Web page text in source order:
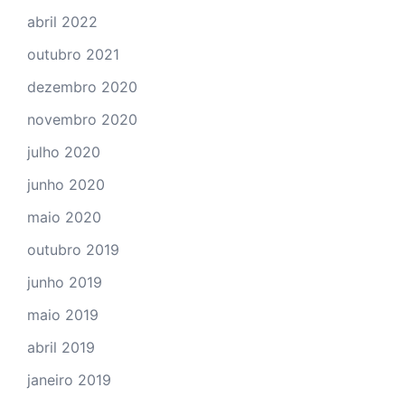
abril 2022
outubro 2021
dezembro 2020
novembro 2020
julho 2020
junho 2020
maio 2020
outubro 2019
junho 2019
maio 2019
abril 2019
janeiro 2019